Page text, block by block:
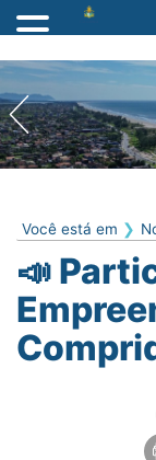
Você está em
📣